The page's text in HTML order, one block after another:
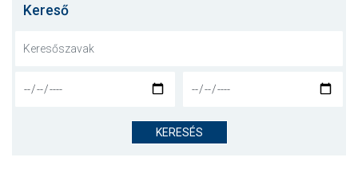
NYITÓLAP
CSAPATOK
Kereső
KERESÉS